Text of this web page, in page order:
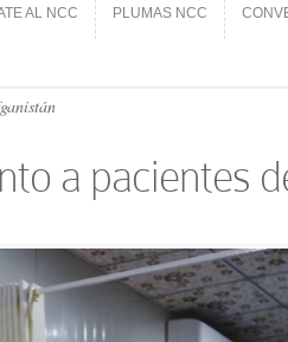
AL NCC PLUMAS NCC
a pacientes